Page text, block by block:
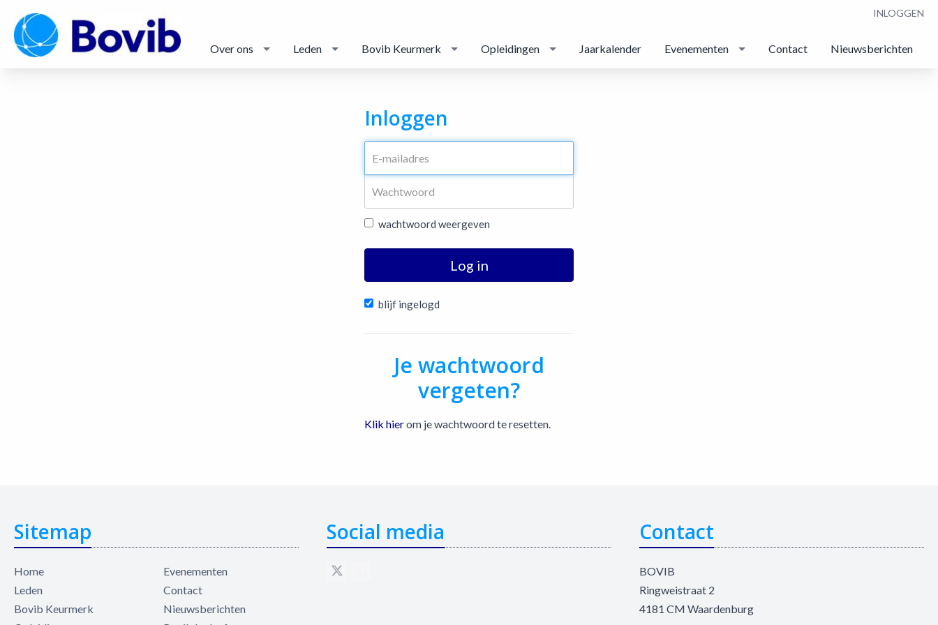
INLOGGEN
Over ons Leden Bovib Keurmerk Opleidingen Jaarkalender Evenementen Contact Nieuwsberichten
Inloggen
wachtwoord weergeven
Log in
blijf ingelogd
Je wachtwoord
vergeten?
Klik hierom je wachtwoord te resetten.
Sitemap
Home
Leden
Bovib Keurmerk
Evenementen
Contact
Nieuwsberichten
Social media Contact
BOVIB
Ringweistraat 2
4181 CM Waardenburg